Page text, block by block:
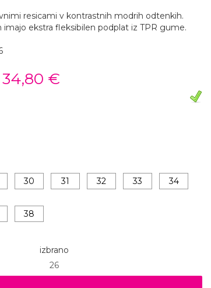
resicami v kontrastnih modrih odtenkih.
imajo ekstra fleksibilen podplat iz TPR gume.
34,80 €
30 31 32 33 34
38
izbrano
26